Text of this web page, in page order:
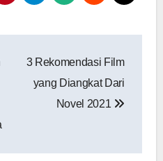
3 Rekomendasi Film
yang Diangkat Dari
Novel 2021